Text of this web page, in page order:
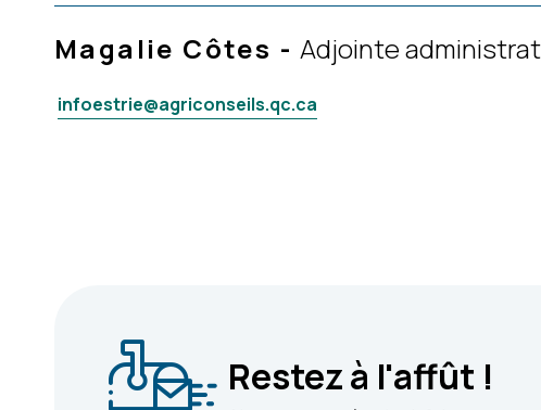
Magalie Côtes - Adjointe
infoestrie@agriconseils.qc.ca
Restez à l'affût !